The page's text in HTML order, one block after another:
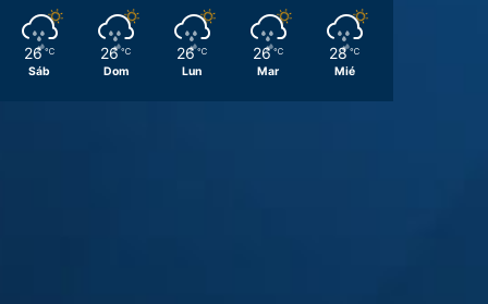
26 ℃
Sáb
26 ℃
Dom
26 ℃
Lun
26 ℃
Mar
28 ℃
Mié